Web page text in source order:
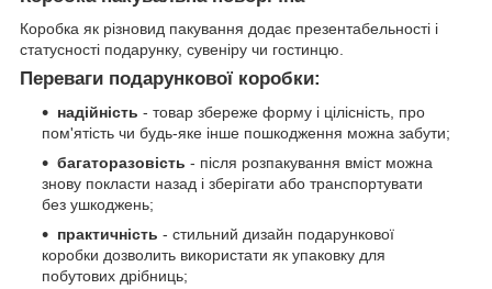
Коробка як різновид пакування додає презентабельності і
статусності подарунку, сувеніру чи гостинцю.
Переваги подарункової коробки:
надійність - товар збереже форму і цілісність, про
пом'ятість чи будь-яке інше пошкодження можна забути;
багаторазовість - після розпакування вміст можна
знову покласти назад і зберігати або транспортувати
без ушкоджень;
практичність - стильний дизайн подарункової
коробки дозволить використати як упаковку для
побутових дрібниць;